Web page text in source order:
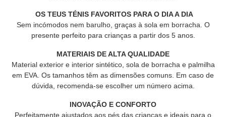
OS TEUS TÉNIS FAVORITOS PARA O DIA A DIA
Sem incómodos nem barulho, graças à sola em borracha. O
presente perfeito para crianças a partir dos 5 anos.
MATERIAIS DE ALTA QUALIDADE
Material exterior e interior sintético, sola de borracha e palmilha
em EVA. Os tamanhos têm as dimensões comuns. Em caso de
dúvida, recomenda-se escolher um número acima.
INOVAÇÃO E CONFORTO
Perfeitamente ajustados aos pés das crianças e ideais para o